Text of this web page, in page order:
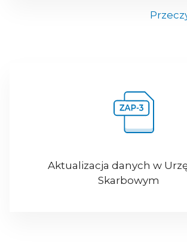
Aktualizacja danych w
Skarbowym